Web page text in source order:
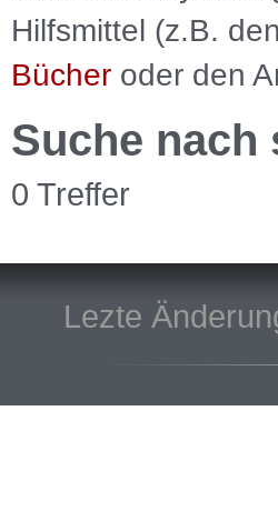
Hilfsmittel (z.B. den
Bücher oder den
Suche nach
0 Treffer
Lezte